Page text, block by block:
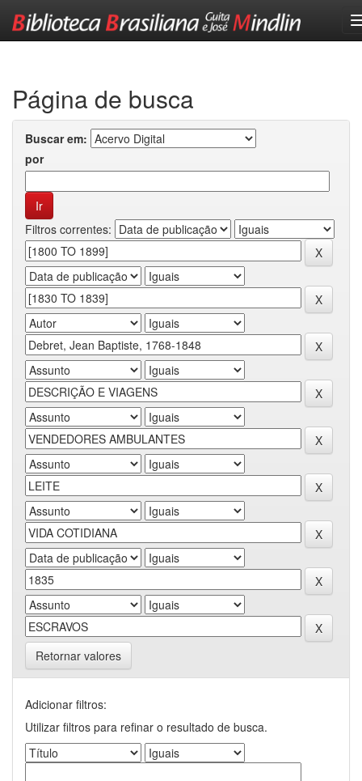
Página de busca
Buscar em:
por
Filtros correntes:
Retornar valores
Adicionar filtros:
Utilizar filtros para refinar o resultado de busca.